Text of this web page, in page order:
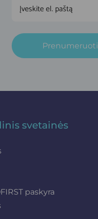
Prenumeruoti
svetainės
paskyra